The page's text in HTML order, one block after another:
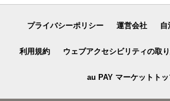
プライバシーポリシー 運営会社 自
利用規約 ウェブアクセシビリティの取
au PAY マーケットト